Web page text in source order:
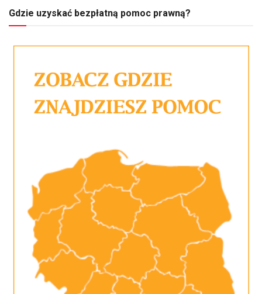
Gdzie uzyskać bezpłatną pomoc prawną?